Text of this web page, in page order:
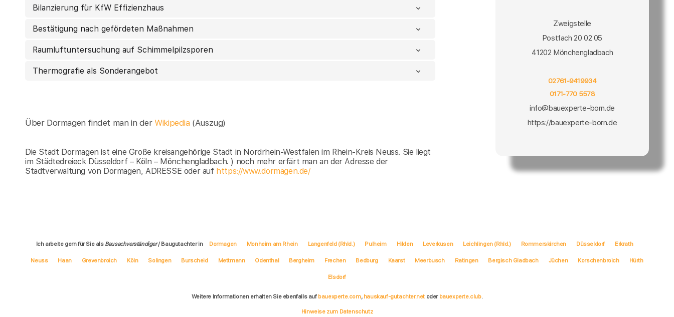
Bilanzierung für KfW Effizienzhaus
Bestätigung nach gefördeten Maßnahmen
Raumluftuntersuchung auf Schimmelpilzsporen
Thermografie als Sonderangebot
Über Dormagen findet man in derWikipedia (Auszug)
Die Stadt Dormagen ist eine Große kreisangehörige Stadt in Nordrhein-Westfalen im Rhein-Kreis Neuss. Sie liegt
im Städtedreieck Düsseldorf – Köln – Mönchengladbach. ) noch mehr erfärt man an der Adresse der
Stadtverwaltung von Dormagen, ADRESSE oder auf https://www.dormagen.de/
Zweigstelle
Postfach 20 02 05
41202 Mönchengladbach
02761-9419934
0171-770 5578
info@bauexperte-born.de
https://bauexperte-born.de
Ich arbeite gern für Sie als Bausachverständiger/ Baugutachter in Dormagen Monheim am Rhein Langenfeld (Rhld.) Pulheim Hilden Leverkusen Leichlingen (Rhld.) Rommerskirchen Düsseldorf Erkrath
Neuss Haan Grevenbroich Köln Solingen Burscheid Mettmann Odenthal Bergheim Frechen Bedburg Kaarst Meerbusch Ratingen Bergisch Gladbach Jüchen Korschenbroich Hürth
Elsdorf
Weitere Informationen erhalten Sie ebenfalls auf bauexperte.com, hauskauf-gutachter.net oder bauexperte.club.
Hinweise zum Datenschutz